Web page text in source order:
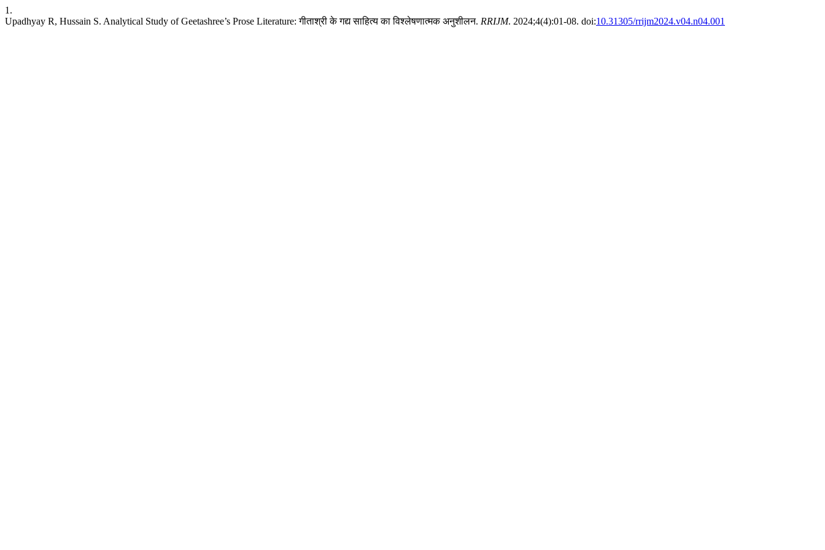
1.
Upadhyay R, Hussain S. Analytical Study of Geetashree’s Prose Literature: गीताश्री के गद्य साहित्य का विश्लेषणात्मक अनुशीलन. RRIJM. 2024;4(4):01-08. doi:10.31305/rrijm2024.v04.n04.001